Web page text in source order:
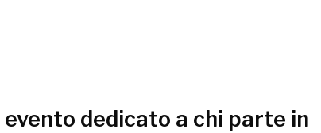
dedicato a chi parte in